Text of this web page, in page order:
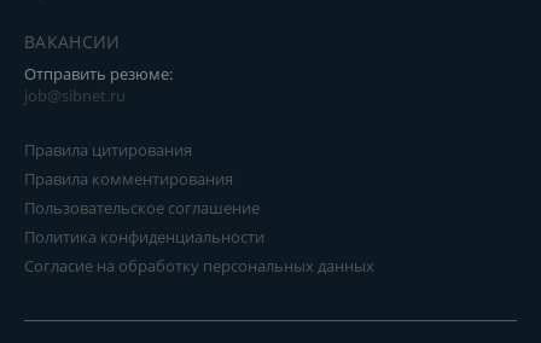
ВАКАНСИИ
Отправить резюме:
job@sibnet.ru
Правила цитирования
Правила комментирования
Пользовательское соглашение
Политика конфиденциальности
Согласие на обработку персональных данных